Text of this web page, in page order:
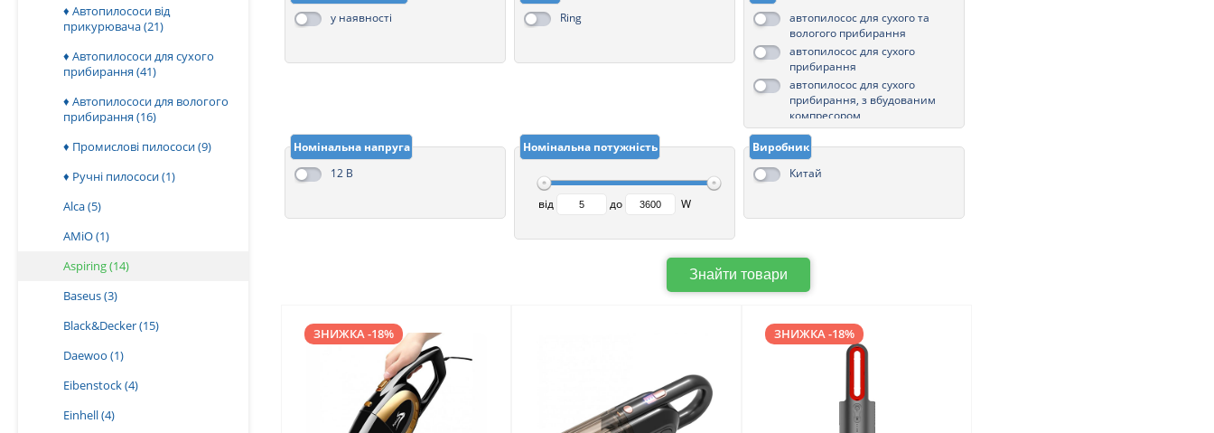
♦ Автопилососи від
прикурювача(21)
♦ Автопилососи для сухого
прибирання (41)
♦ Автопилососи для вологого
прибирання (16)
♦ Промислові пилососи(9)
♦ Ручні пилососи(1)
Alca(5)
AMiO(1)
Aspiring(14)
Baseus(3)
Black&Decker(15)
Daewoo (1)
Eibenstock(4)
Einhell(4)
у наявності
Ring
автопилосос для сухого та
вологого прибирання
автопилосос для сухого
прибирання
автопилосос для сухого
прибирання, з вбудованим
компресором
Номінальна напруга
12 В
Номінальна потужність
від до W
Виробник
Китай
Знайти товари
ЗНИЖКА -18% ЗНИЖКА -18%